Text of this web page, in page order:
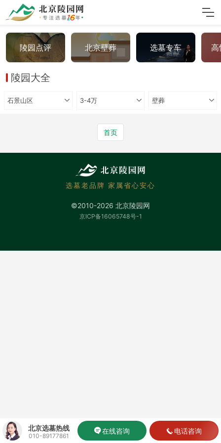
陵园点评 北京壁葬 选墓专车 高
陵园大全
石景山区 3-4万 壁葬
首页
北京选墓热线
010-89177861
在线咨询 电话咨询
选墓老品牌 家属省心安心
©2010-2026 北京陵园网
京ICP备16065748号-1